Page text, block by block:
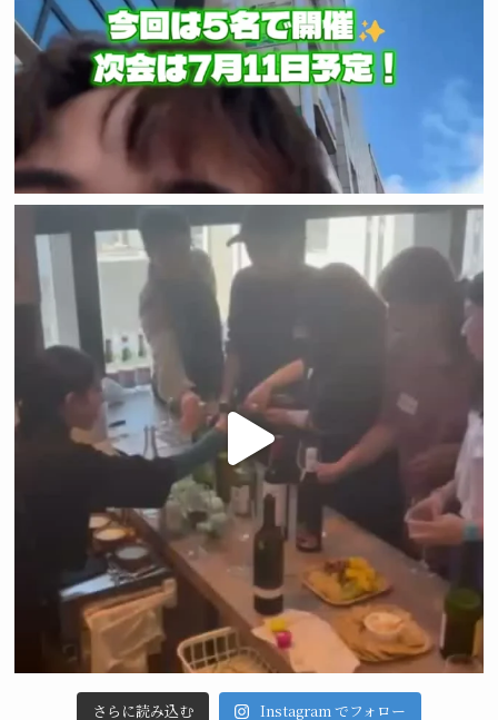
さらに読み込む Instagram でフォロー